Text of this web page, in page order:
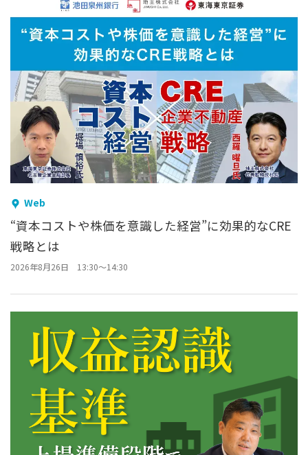
Web
“資本コストや株価を意識した経営”に効果的なCRE
戦略とは
2026年8月26日 13:30～14:30